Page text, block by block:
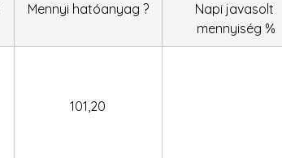
Mennyi hatóanyag ?
Napi javasolt
mennyiség %
101,20